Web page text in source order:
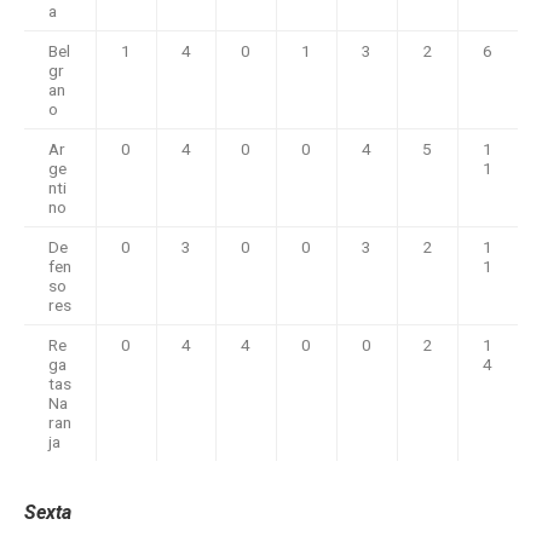
a
Bel
gr
an
o
1 4 0 1 3 2 6
Ar
ge
nti
no
0 4 0 0 4 5
1
1
De
fen
so
res
0 3 0 0 3 2
1
1
Re
ga
tas
Na
ran
ja
0 4 4 0 0 2
1
4
Sexta